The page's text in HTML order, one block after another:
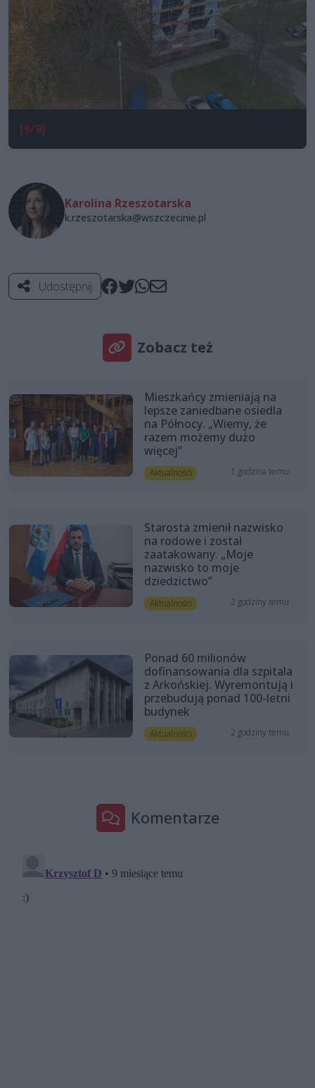
[9/9]
Karolina Rzeszotarska
k.rzeszotarska@wszczecinie.pl
Udostępnij
Zobacz też
Mieszkańcy zmieniają na
lepsze zaniedbane osiedla
na Północy. „Wiemy, że
razem możemy dużo
więcej”
Aktualności 1 godzina temu
Starosta zmienił nazwisko
na rodowe i został
zaatakowany. „Moje
nazwisko to moje
dziedzictwo”
Aktualności 2 godziny temu
Ponad 60 milionów
dofinansowania dla szpitala
z Arkońskiej. Wyremontują i
przebudują ponad 100-letni
budynek
Aktualności 2 godziny temu
Komentarze